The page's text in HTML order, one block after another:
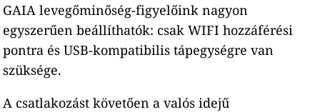
GAIA levegőminőség-figyelőink nagyon
egyszerűen beállíthatók: csak WIFI hozzáférési
pontra és USB-kompatibilis tápegységre van
szüksége.
A csatlakozást követően a valós idejű